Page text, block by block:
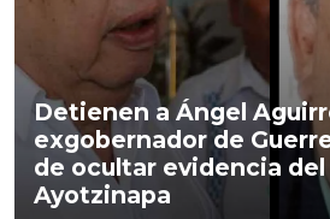
Detienen a Ángel
exgobernador de
de ocultar evidencia del
Ayotzinapa